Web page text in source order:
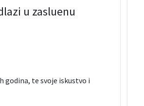
u zasluenu
godina, te svoje iskustvo i